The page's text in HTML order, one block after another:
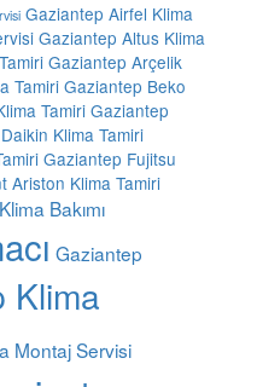
Gaziantep Airfel Klima
Gaziantep Altus Klima
Gaziantep Arçelik
Tamiri Gaziantep Beko
Tamiri Gaziantep
Klima Tamiri
Gaziantep Fujitsu
Ariston Klima Tamiri
Bakımı
Gaziantep
Klima
Montaj Servisi